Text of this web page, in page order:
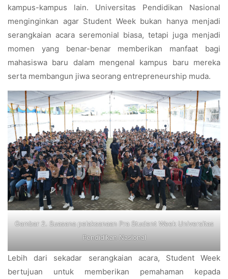
kampus-kampus lain. Universitas Pendidikan Nasional
menginginkan agar Student Week bukan hanya menjadi
serangkaian acara seremonial biasa, tetapi juga menjadi
momen yang benar-benar memberikan manfaat bagi
mahasiswa baru dalam mengenal kampus baru mereka
serta membangun jiwa seorang entrepreneurship muda.
Gambar 2. Suasana pelaksanaan Pra Student Week Universitas
Pendidikan Nasional
Lebih dari sekadar serangkaian acara, Student Week
bertujuan untuk memberikan pemahaman kepada